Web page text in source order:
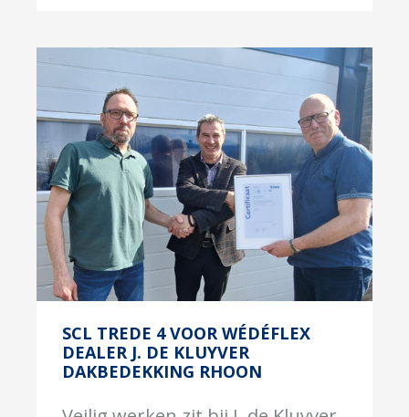
SCL TREDE 4 VOOR WÉDÉFLEX
DEALER J. DE KLUYVER
DAKBEDEKKING RHOON